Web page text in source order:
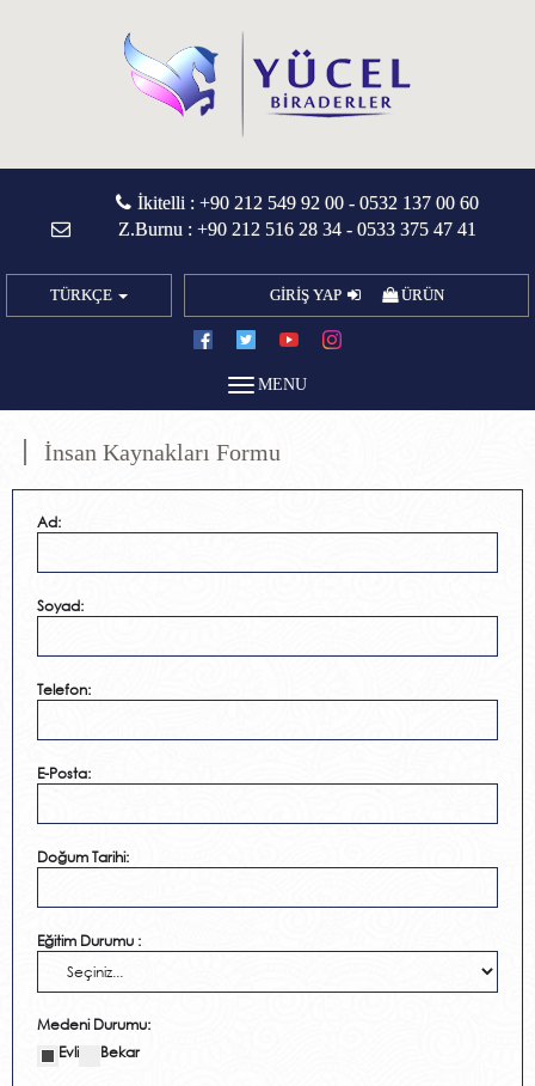
İkitelli : +90 212 549 92 00- 0532 137 00 60
Z.Burnu : +90 212 516 28 34- 0533 375 47 41
TÜRKÇE GİRİŞ YAP ÜRÜN
MENU
İnsan Kaynakları Formu
Ad:
Soyad:
Telefon:
E-Posta:
Doğum Tarihi:
Eğitim Durumu :
Medeni Durumu:
Evli
Bekar